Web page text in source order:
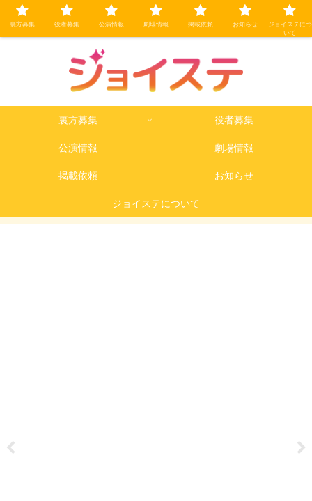
裏方募集 役者募集
公演情報 劇場情報
掲載依頼 お知らせ
ジョイステについて
裏方募集 役者募集 公演情報 劇場情報 掲載依頼 お知らせ
ジョイステにつ
いて